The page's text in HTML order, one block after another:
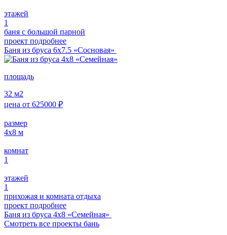
этажей
1
баня с большой парной
проект подробнее
Баня из бруса 6х7.5 «Сосновая»
площадь
32 м2
цена от 625000 ₽
размер
4x8 м
комнат
1
этажей
1
прихожая и комната отдыха
проект подробнее
Баня из бруса 4х8 «Семейная»
Смотреть все проекты бань